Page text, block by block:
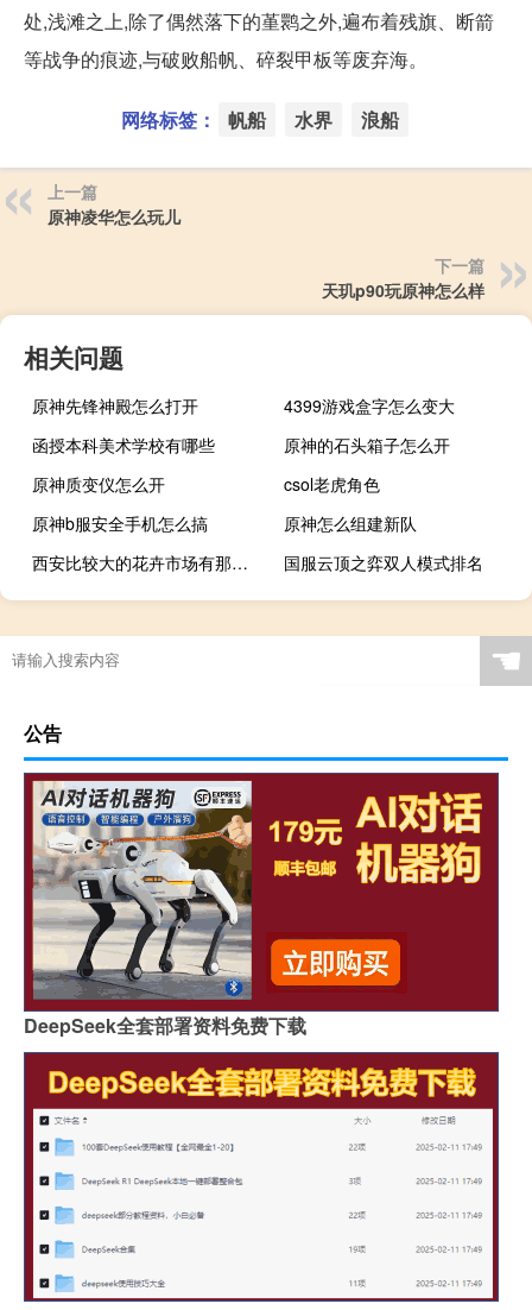
处,浅滩之上,除了偶然落下的堇鹮之外,遍布着残旗、断箭
等战争的痕迹,与破败船帆、碎裂甲板等废弃海。
网络标签： 帆船 水界 浪船
上一篇
原神凌华怎么玩儿
下一篇
天玑p90玩原神怎么样
相关问题
原神先锋神殿怎么打开
4399游戏盒字怎么变大
函授本科美术学校有哪些
原神的石头箱子怎么开
原神质变仪怎么开
csol老虎角色
原神b服安全手机怎么搞
原神怎么组建新队
西安比较大的花卉市场有那几家
国服云顶之弈双人模式排名
☚
公告
DeepSeek全套部署资料免费下载